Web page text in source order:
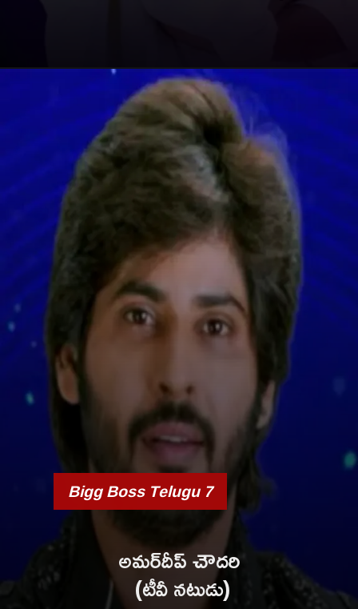
Bigg Boss Telugu 7
అమర్‌దీప్ చౌదరి
(టీవీ నటుడు)